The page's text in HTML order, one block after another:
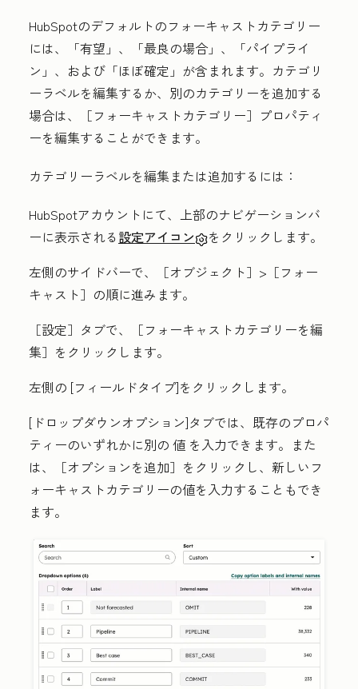
HubSpotのデフォルトのフォーキャストカテゴリー
には、「有望 」、「最良の場合 」、「パイプライ
ン 」、および「ほぼ確定 」が含まれます。カテゴリ
ーラベルを編集するか、別のカテゴリーを追加する
場合は、［フォーキャストカテゴリー］ プロパティ
ーを編集することができます。
カテゴリーラベルを編集または追加するには：
HubSpotアカウントにて、上部のナビゲーションバ
ーに表示される設定アイコン
をクリックします。
左側のサイドバーで、
［オブジェクト］> ［フォー
キャスト］の順に進みます。
［設定］タブで、［フォーキャストカテゴリーを編
集］をクリックします。
左側の [フィールドタイプ]をクリックします。
[ドロップダウンオプション]タブでは、既存のプロパ
ティーのいずれかに別の 値 を入力できます。また
は、［オプションを追加］ をクリックし、新しいフ
ォーキャストカテゴリーの値を入力することもでき
ます。